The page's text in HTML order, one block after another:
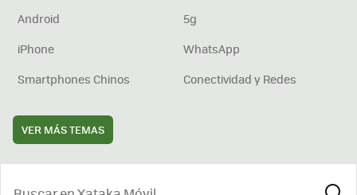
Android
5g
iPhone
WhatsApp
Smartphones Chinos
Conectividad y Redes
VER MÁS TEMAS